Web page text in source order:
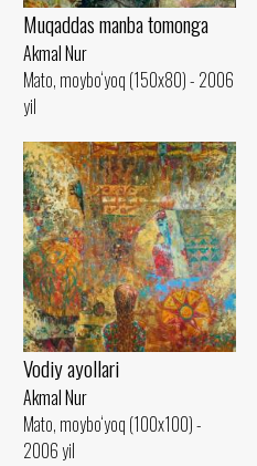
Muqaddas manba tomonga
Akmal Nur
Mato, moybo‘yoq (150x80) - 2006
yil
Vodiy ayollari
Akmal Nur
Mato, moybo‘yoq (100x100) -
2006 yil